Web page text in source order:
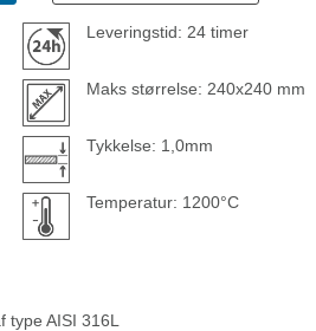
Leveringstid: 24 timer
Maks størrelse: 240x240 mm
Tykkelse: 1,0mm
Temperatur: 1200°C
type AISI 316L